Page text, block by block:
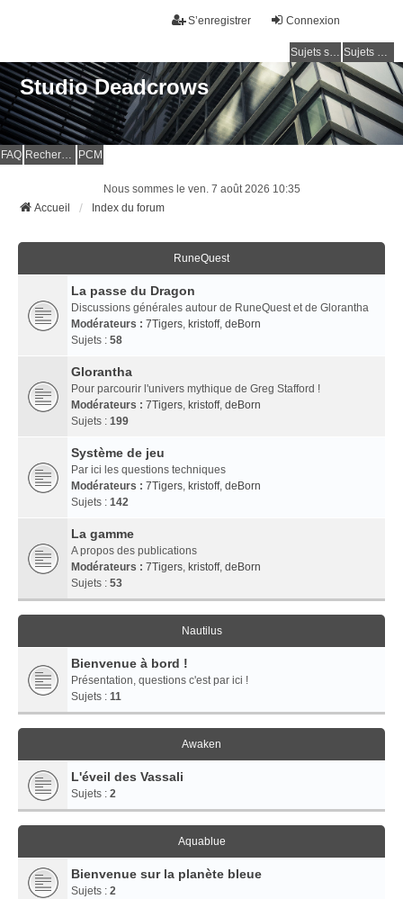
Connexion
S’enregistrer
Sujets sans réponse Sujets actifs
Studio Deadcrows
FAQ Rechercher PCM
Nous sommes le ven. 7 août 2026 10:35
Accueil
Index du forum
RuneQuest
La passe du Dragon
Discussions générales autour de RuneQuest et de Glorantha
Modérateurs : 7Tigers, kristoff, deBorn
Sujets : 58
Glorantha
Pour parcourir l'univers mythique de Greg Stafford !
Modérateurs : 7Tigers, kristoff, deBorn
Sujets : 199
Système de jeu
Par ici les questions techniques
Modérateurs : 7Tigers, kristoff, deBorn
Sujets : 142
La gamme
A propos des publications
Modérateurs : 7Tigers, kristoff, deBorn
Sujets : 53
Nautilus
Bienvenue à bord !
Présentation, questions c'est par ici !
Sujets : 11
Awaken
L'éveil des Vassali
Sujets : 2
Aquablue
Bienvenue sur la planète bleue
Sujets : 2